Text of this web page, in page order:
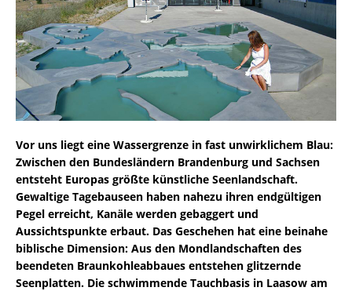
Vor uns liegt eine Wassergrenze in fast unwirklichem Blau:
Zwischen den Bundesländern Brandenburg und Sachsen
entsteht Europas größte künstliche Seenlandschaft.
Gewaltige Tagebauseen haben nahezu ihren endgültigen
Pegel erreicht, Kanäle werden gebaggert und
Aussichtspunkte erbaut. Das Geschehen hat eine beinahe
biblische Dimension: Aus den Mondlandschaften des
beendeten Braunkohleabbaues entstehen glitzernde
Seenplatten. Die schwimmende Tauchbasis in Laasow am